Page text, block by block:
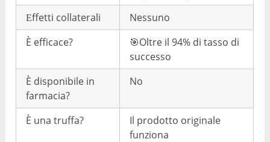
Еffetti collaterali
Nessuno
È efficace?
🎯Oltre il 94% di tasso di
successo
È disponibile in
farmacia?
No
È una truffa?
Il prodotto originale
funziona